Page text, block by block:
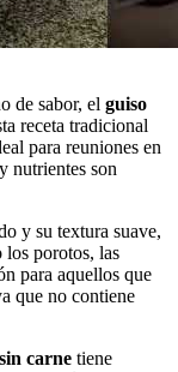
de sabor, el guiso
receta tradicional
para reuniones en
nutrientes son
y su textura suave,
los porotos, las
para aquellos que
que no contiene
carne tiene